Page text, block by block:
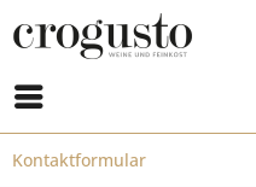
Kontaktformular